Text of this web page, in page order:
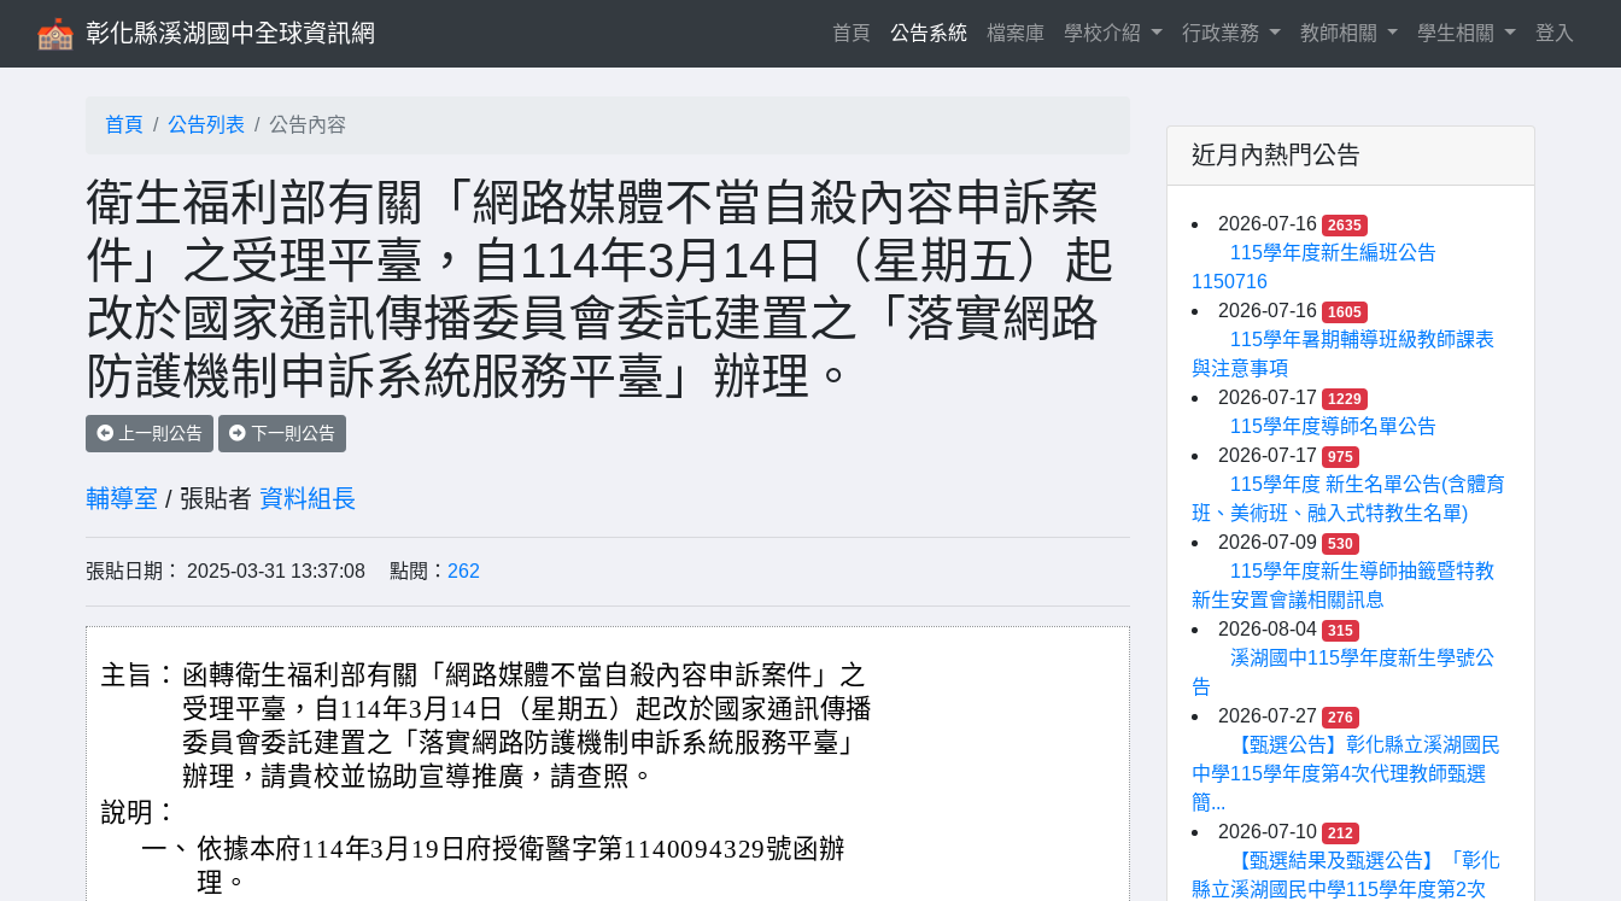
彰化縣溪湖國中全球資訊網 首頁 (current)
公告系統 檔案庫 學校介紹 行政業務 教師相關 學生相關 登入
首頁 公告列表 公告內容
衛生福利部有關「網路媒體不當自殺內容申訴案
件」之受理平臺，自114年3月14日（星期五）起
改於國家通訊傳播委員會委託建置之「落實網路
防護機制申訴系統服務平臺」辦理。
上一則公告 下一則公告
輔導室 / 張貼者 資料組長
張貼日期： 2025-03-31 13:37:08 點閱： 262
主旨： 函轉衛生福利部有關「網路媒體不當自殺內容申訴案件」之
受理平臺，自114年3月14日（星期五）起改於國家通訊傳播
委員會委託建置之「落實網路防護機制申訴系統服務平臺」
辦理，請貴校並協助宣導推廣，請查照。
說明：
一、 依據本府114年3月19日府授衛醫字第1140094329號函辦
理。
近月內熱門公告
2026-07-16 2635
115學年度新生編班公告
1150716
2026-07-16
1605
115學年暑期輔導班級教師課表
與注意事項
2026-07-17
1229
115學年度導師名單公告
2026-07-17
975
115學年度 新生名單公告(含體育
班、美術班、融入式特教生名單)
2026-07-09
530
115學年度新生導師抽籤暨特教
新生安置會議相關訊息
2026-08-04
315
溪湖國中115學年度新生學號公
告
2026-07-27
276
【甄選公告】彰化縣立溪湖國民
中學115學年度第4次代理教師甄選
簡...
2026-07-10
212
【甄選結果及甄選公告】「彰化
縣立溪湖國民中學115學年度第2次